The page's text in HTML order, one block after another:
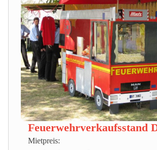
Feuerwehrverkaufsstand
Mietpreis: